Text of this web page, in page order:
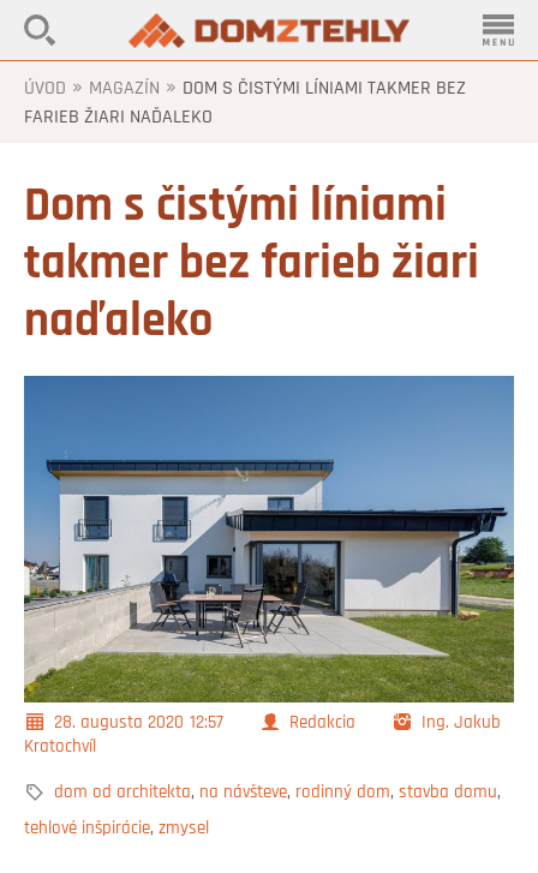
ÚVOD » MAGAZÍN » DOM S ČISTÝMI LÍNIAMI TAKMER BEZ
FARIEB ŽIARI NAĎALEKO
Dom s čistými líniami
takmer bez farieb žiari
naďaleko
28. augusta 2020 12:57 Redakcia
Ing. Jakub
Kratochvíl
dom od architekta, na návšteve, rodinný dom, stavba domu,
tehlové inšpirácie, zmysel